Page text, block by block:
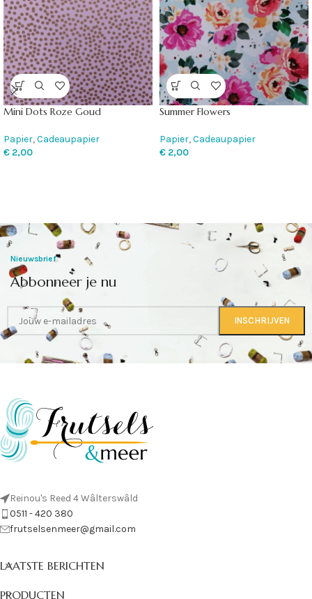
Mini Dots Roze Goud
Papier,Cadeaupapier
€ 2,00
Summer Flowers
Papier,Cadeaupapier
€ 2,00
Nieuwsbrief
Abbonneer je nu
Reinou's Reed 4 Wâlterswâld
0511 - 420 380
frutselsenmeer@gmail.com
LAATSTE BERICHTEN
PRODUCTEN